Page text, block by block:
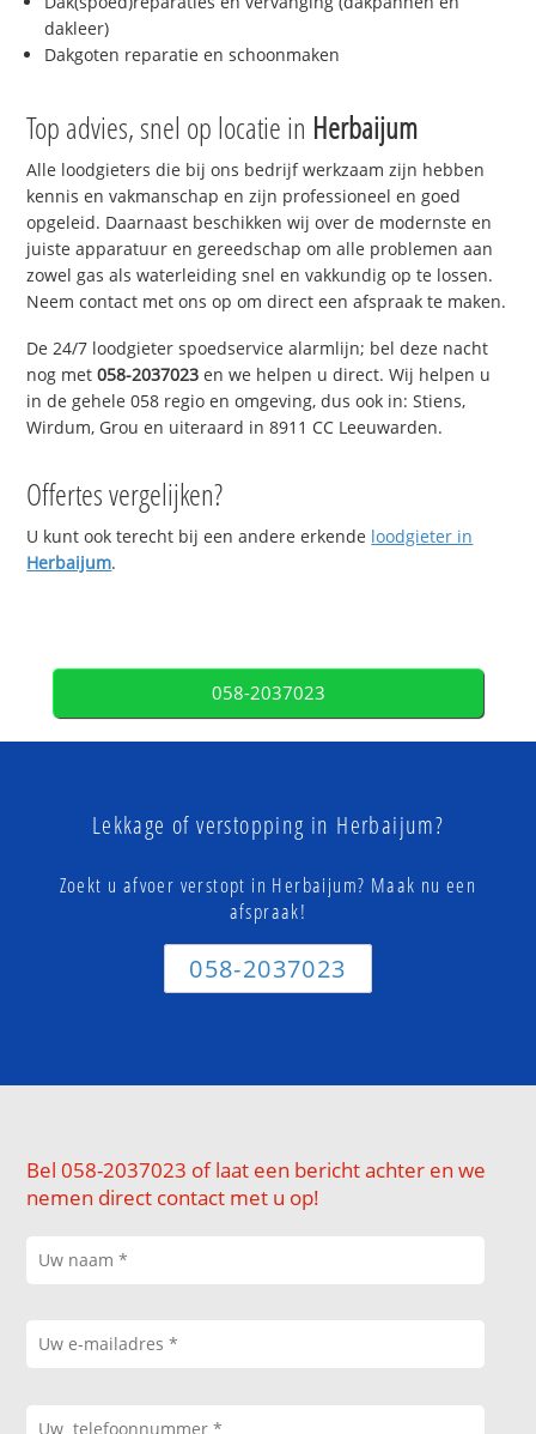
dakleer)
Dakgoten reparatie en schoonmaken
Top advies, snel op locatie in Herbaijum
Alle loodgieters die bij ons bedrijf werkzaam zijn hebben
kennis en vakmanschap en zijn professioneel en goed
opgeleid. Daarnaast beschikken wij over de modernste en
juiste apparatuur en gereedschap om alle problemen aan
zowel gas als waterleiding snel en vakkundig op te lossen.
Neem contact met ons op om direct een afspraak te maken.
De 24/7 loodgieter spoedservice alarmlijn; bel deze nacht
nog met058-2037023 en we helpen u direct. Wij helpen u
in de gehele 058 regio en omgeving, dus ook in: Stiens,
Wirdum, Grou en uiteraard in 8911 CC Leeuwarden.
Offertes vergelijken?
U kunt ook terecht bij een andere erkende loodgieter in
Herbaijum.
058-2037023
Lekkage of verstopping in Herbaijum?
Zoekt u afvoer verstopt in Herbaijum? Maak nu een
afspraak!
058-2037023
Bel 058-2037023 of laat een bericht achter en we
nemen direct contact met u op!